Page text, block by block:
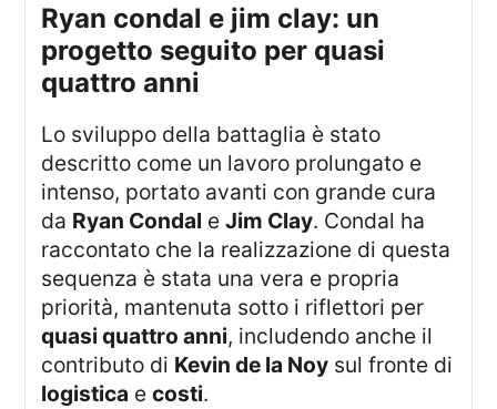
ryan condal e jim clay: un
progetto seguito per quasi
quattro anni
Lo sviluppo della battaglia è stato
descritto come un lavoro prolungato e
intenso, portato avanti con grande cura
da Ryan Condal eJim Clay. Condal ha
raccontato che la realizzazione di questa
sequenza è stata una vera e propria
priorità, mantenuta sotto i riflettori per
quasi quattro anni, includendo anche il
contributo di Kevin de la Noy sul fronte di
logistica ecosti.